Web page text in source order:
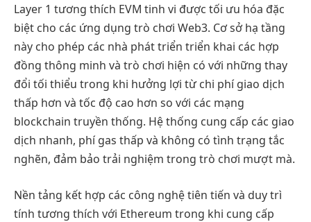
Layer 1 tương thích EVM tinh vi được tối ưu hóa đặc
biệt cho các ứng dụng trò chơi Web3. Cơ sở hạ tầng
này cho phép các nhà phát triển triển khai các hợp
đồng thông minh và trò chơi hiện có với những thay
đổi tối thiểu trong khi hưởng lợi từ chi phí giao dịch
thấp hơn và tốc độ cao hơn so với các mạng
blockchain truyền thống. Hệ thống cung cấp các giao
dịch nhanh, phí gas thấp và không có tình trạng tắc
nghẽn, đảm bảo trải nghiệm trong trò chơi mượt mà.
Nền tảng kết hợp các công nghệ tiên tiến và duy trì
tính tương thích với Ethereum trong khi cung cấp